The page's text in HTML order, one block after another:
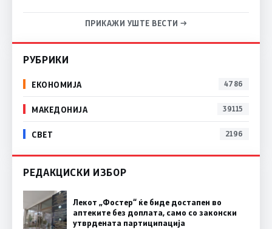
ПРИКАЖИ УШТЕ ВЕСТИ →
РУБРИКИ
ЕКОНОМИЈА 4786
МАКЕДОНИЈА 39115
СВЕТ 2196
РЕДАКЦИСКИ ИЗБОР
Лекот „Фостер“ ќе биде достапен во
аптеките без доплата, само со законски
утврдената партиципација